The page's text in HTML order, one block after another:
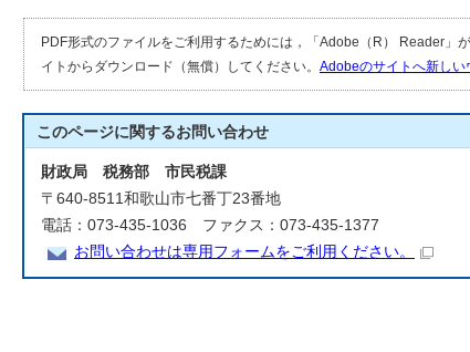
PDF形式のファイルをご利用するためには，「Adobe（R） Reader」
イトからダウンロード（無償）してください。 Adobeのサイトへ新しい
このページに関するお問い合わせ
財政局 税務部 市民税課
〒640-8511和歌山市七番丁23番地
電話：073-435-1036 ファクス：073-435-1377
お問い合わせは専用フォームをご利用ください。